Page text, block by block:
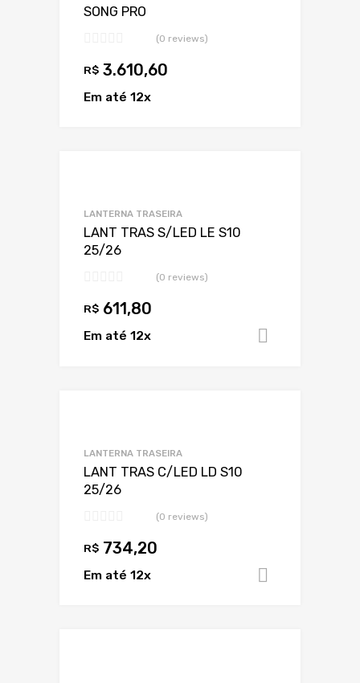
SONG PRO
(0 reviews)
R$ 3.610,60
Em até 12x
LANTERNA TRASEIRA
LANT TRAS S/LED LE S10
25/26
(0 reviews)
R$ 611,80
Em até 12x
LANTERNA TRASEIRA
LANT TRAS C/LED LD S10
25/26
(0 reviews)
R$ 734,20
Em até 12x